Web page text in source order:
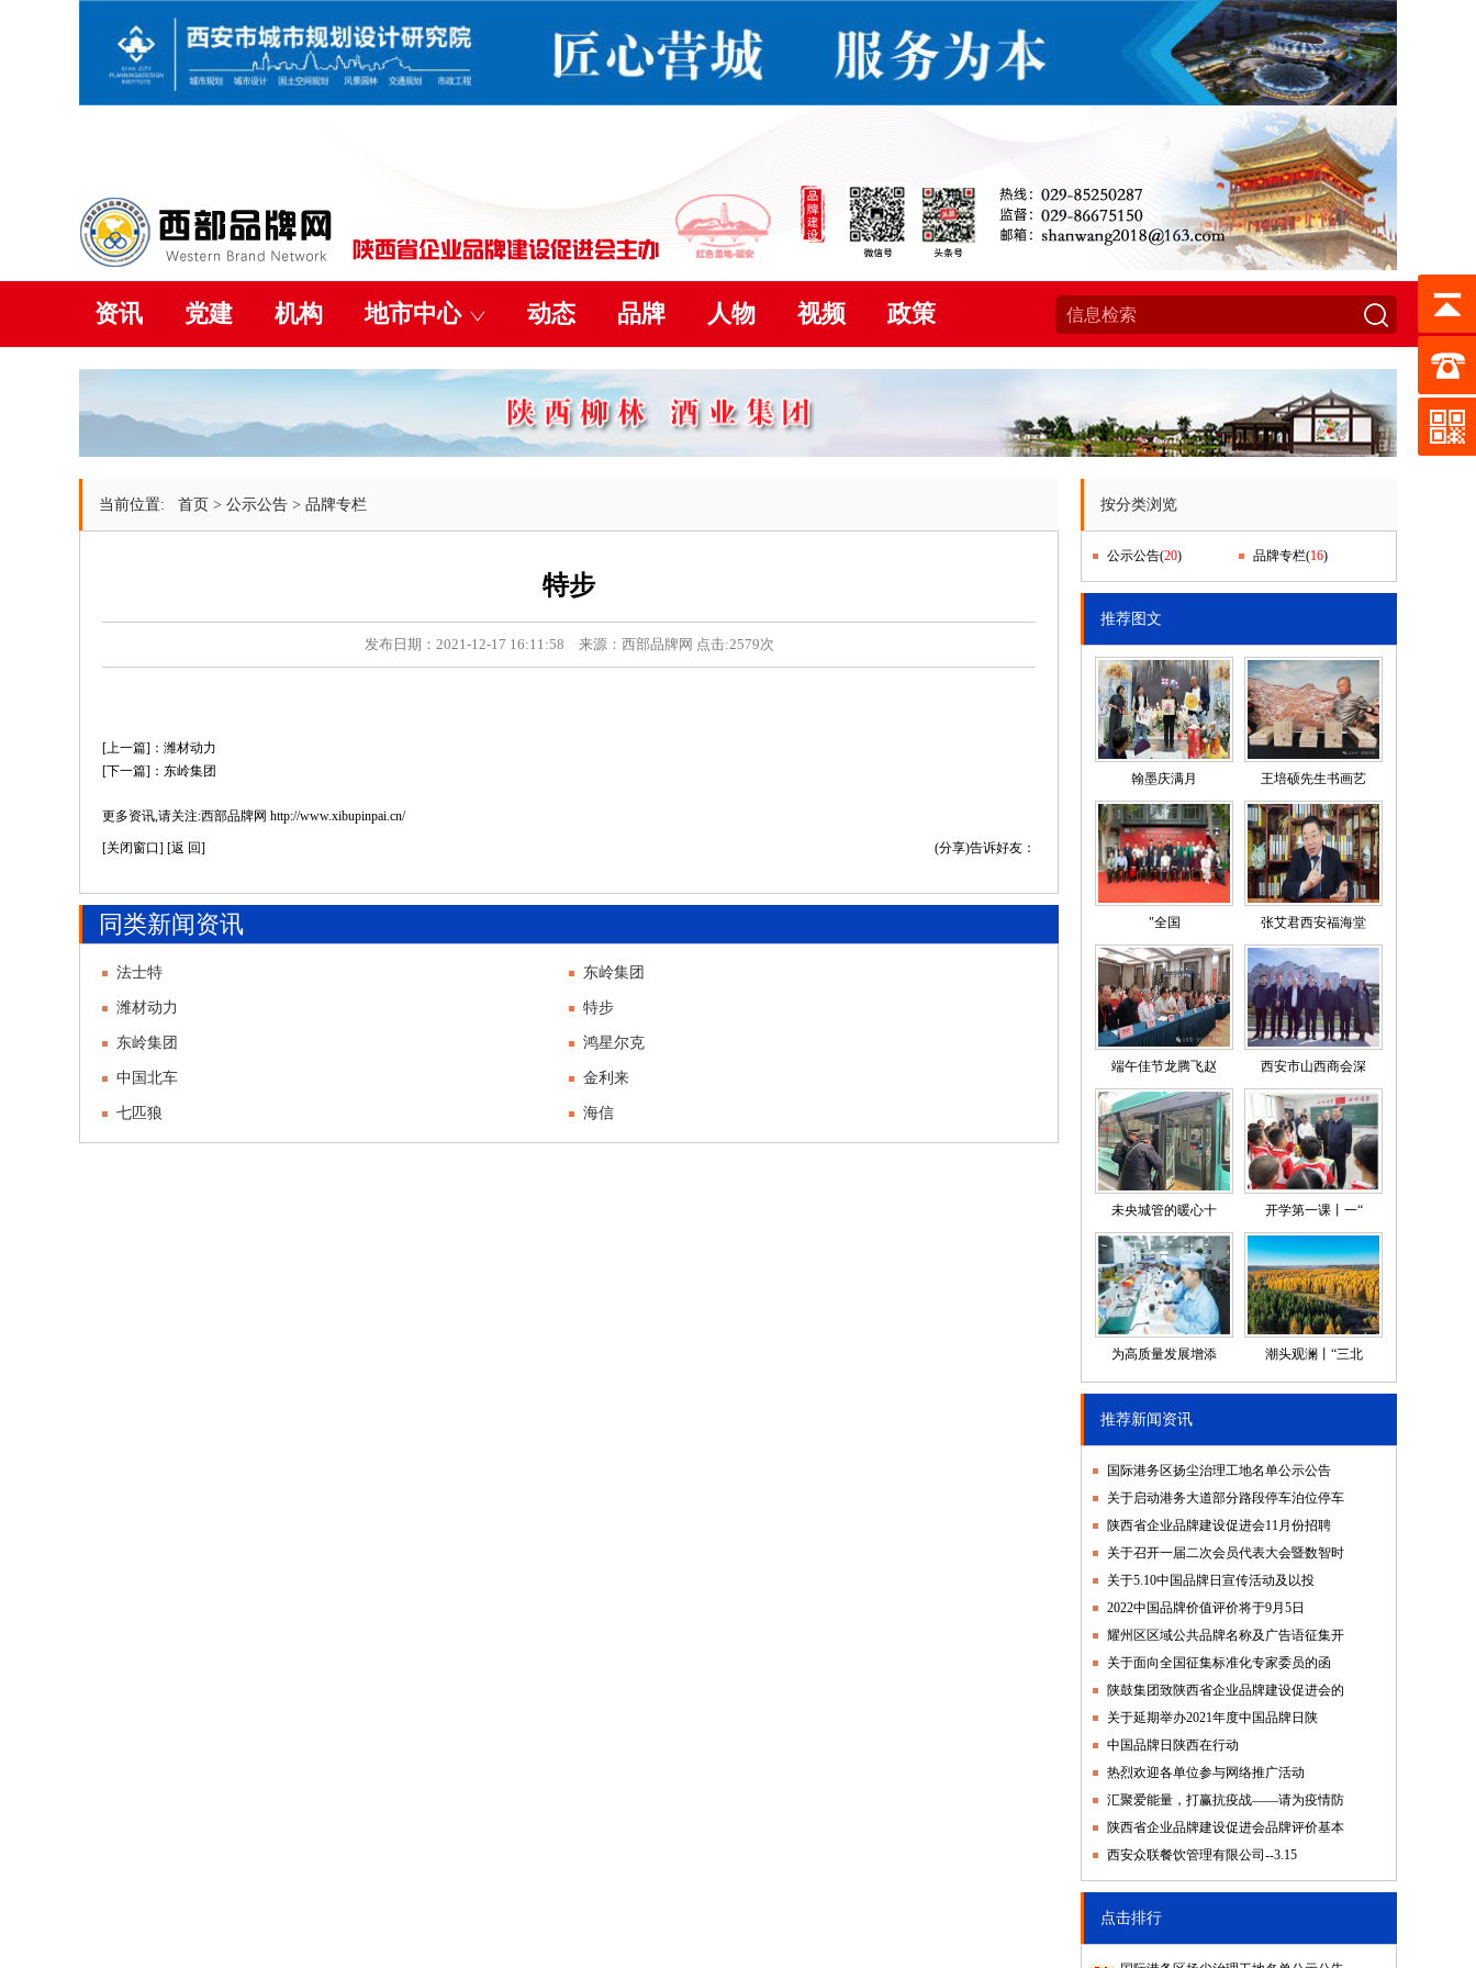
资讯 党建 机构 地市中心 动态 品牌 人物 视频 政策
当前位置: 首页 > 公示公告 > 品牌专栏
特步
发布日期：2021-12-17 16:11:58 来源：西部品牌网 点击:2579次
[上一篇]：潍材动力
[下一篇]：东岭集团
更多资讯,请关注:西部品牌网 http://www.xibupinpai.cn/
[关闭窗口] [返 回] (分享)告诉好友：
同类新闻资讯
法士特 东岭集团
潍材动力 特步
东岭集团 鸿星尔克
中国北车 金利来
七匹狼 海信
按分类浏览
公示公告(20) 品牌专栏(16)
推荐图文
翰墨庆满月 王培硕先生书画艺
"全国 张艾君西安福海堂
端午佳节龙腾飞赵 西安市山西商会深
未央城管的暖心十 开学第一课丨一“
为高质量发展增添 潮头观澜丨“三北
推荐新闻资讯
国际港务区扬尘治理工地名单公示公告
关于启动港务大道部分路段停车泊位停车
陕西省企业品牌建设促进会11月份招聘
关于召开一届二次会员代表大会暨数智时
关于5.10中国品牌日宣传活动及以投
2022中国品牌价值评价将于9月5日
耀州区区域公共品牌名称及广告语征集开
关于面向全国征集标准化专家委员的函
陕鼓集团致陕西省企业品牌建设促进会的
关于延期举办2021年度中国品牌日陕
中国品牌日陕西在行动
热烈欢迎各单位参与网络推广活动
汇聚爱能量，打赢抗疫战——请为疫情防
陕西省企业品牌建设促进会品牌评价基本
西安众联餐饮管理有限公司--3.15
点击排行